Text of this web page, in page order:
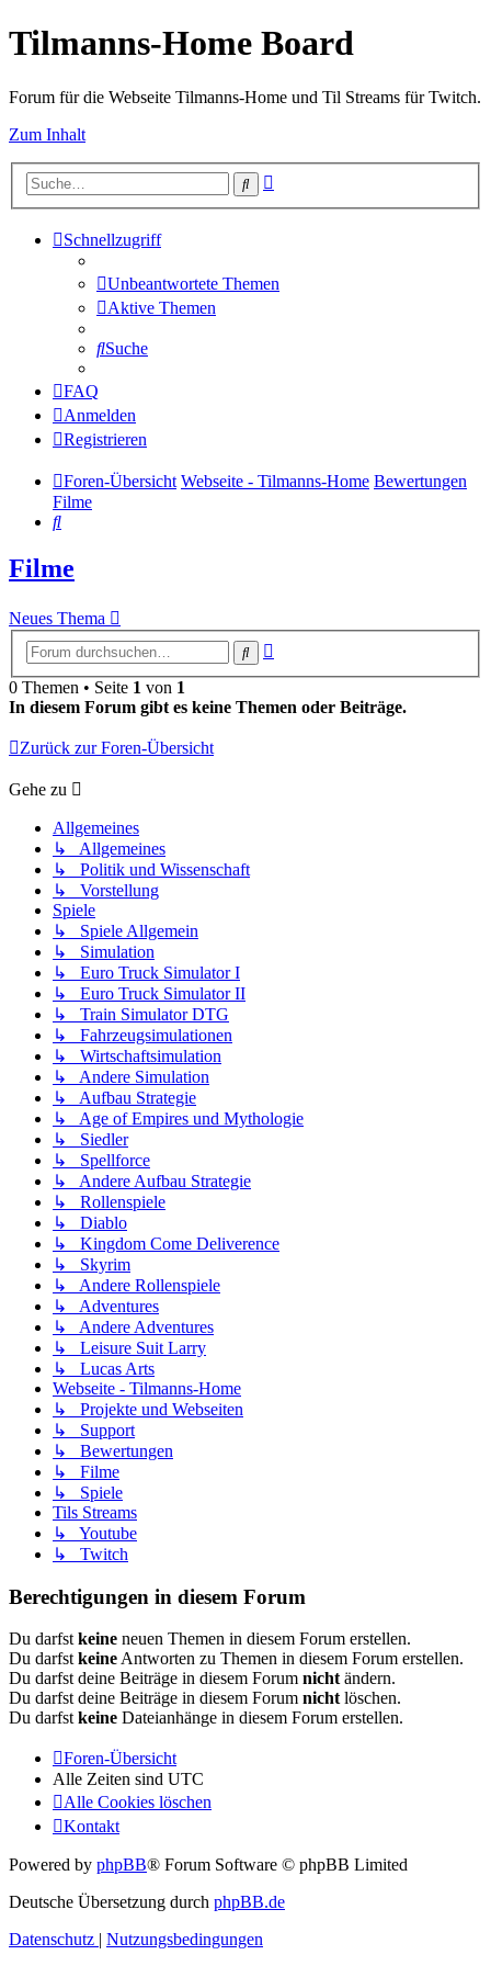
Tilmanns-Home Board
Forum für die Webseite Tilmanns-Home und Til Streams für Twitch.
Zum Inhalt
Suche
Schnellzugriff
Unbeantwortete Themen
Aktive Themen
Suche
FAQ
Anmelden
Registrieren
Foren-Übersicht Webseite - Tilmanns-Home Bewertungen
Filme
Suche
Filme
Neues Thema
Suche
0 Themen • Seite 1 von 1
In diesem Forum gibt es keine Themen oder Beiträge.
Zurück zur Foren-Übersicht
Gehe zu
Allgemeines
↳ Allgemeines
↳ Politik und Wissenschaft
↳ Vorstellung
Spiele
↳ Spiele Allgemein
↳ Simulation
↳ Euro Truck Simulator I
↳ Euro Truck Simulator II
↳ Train Simulator DTG
↳ Fahrzeugsimulationen
↳ Wirtschaftsimulation
↳ Andere Simulation
↳ Aufbau Strategie
↳ Age of Empires und Mythologie
↳ Siedler
↳ Spellforce
↳ Andere Aufbau Strategie
↳ Rollenspiele
↳ Diablo
↳ Kingdom Come Deliverence
↳ Skyrim
↳ Andere Rollenspiele
↳ Adventures
↳ Andere Adventures
↳ Leisure Suit Larry
↳ Lucas Arts
Webseite - Tilmanns-Home
↳ Projekte und Webseiten
↳ Support
↳ Bewertungen
↳ Filme
↳ Spiele
Tils Streams
↳ Youtube
↳ Twitch
Berechtigungen in diesem Forum
Du darfst keine neuen Themen in diesem Forum erstellen.
Du darfst keine Antworten zu Themen in diesem Forum erstellen.
Du darfst deine Beiträge in diesem Forum nicht ändern.
Du darfst deine Beiträge in diesem Forum nicht löschen.
Du darfst keine Dateianhänge in diesem Forum erstellen.
Foren-Übersicht
Alle Zeiten sind UTC
Alle Cookies löschen
Kontakt
Powered by phpBB® Forum Software © phpBB Limited
Deutsche Übersetzung durch phpBB.de
Datenschutz | Nutzungsbedingungen